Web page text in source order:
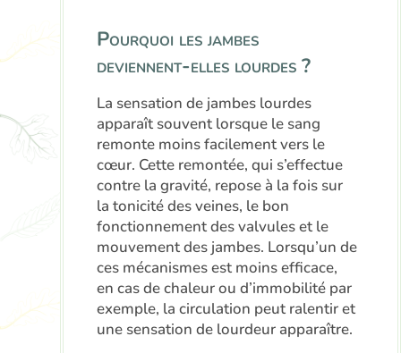
Pourquoi les jambes
deviennent-elles lourdes ?
La sensation de jambes lourdes
apparaît souvent lorsque le sang
remonte moins facilement vers le
cœur. Cette remontée, qui s’effectue
contre la gravité, repose à la fois sur
la tonicité des veines, le bon
fonctionnement des valvules et le
mouvement des jambes. Lorsqu’un de
ces mécanismes est moins efficace,
en cas de chaleur ou d’immobilité par
exemple, la circulation peut ralentir et
une sensation de lourdeur apparaître.